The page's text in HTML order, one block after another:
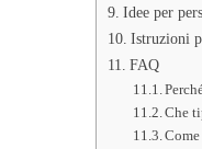
Idee per
Istruzioni
FAQ
Che